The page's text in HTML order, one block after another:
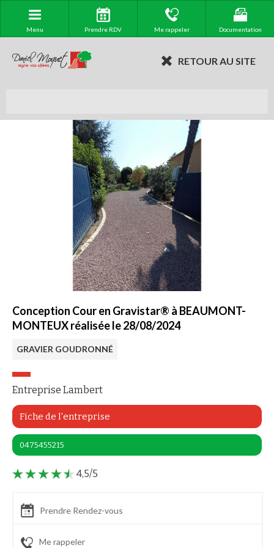
Menu Prendre RDV Me rappeler Documentation
RETOUR AU SITE
Conception Cour en Gravistar® à BEAUMONT-
MONTEUX réalisée le 28/08/2024
GRAVIER GOUDRONNÉ
Entreprise Lambert
Fiche de l'entreprise
0475455215
4,5/5
Prendre Rendez-vous
Me rappeler